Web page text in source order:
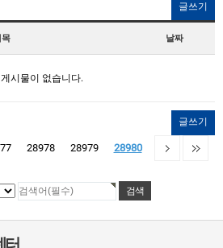
글쓰기
목 날짜
게시물이 없습니다.
글쓰기
28978 28979 28980
터